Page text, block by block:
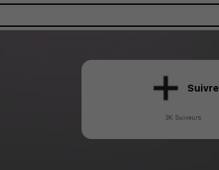
Suivre
3K Suiveurs